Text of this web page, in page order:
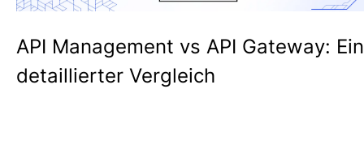
API Management vs API Gateway: Ein
detaillierter Vergleich